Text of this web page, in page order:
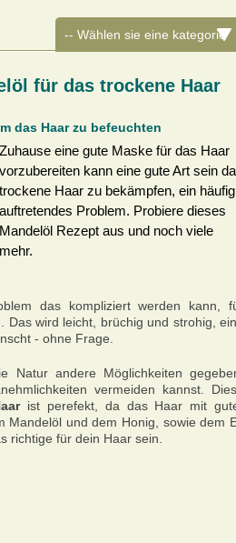
für das trockene Haar
das Haar zu befeuchten
Zuhause eine gute Maske für das Haar
vorzubereiten kann eine gute Art sein
trockene Haar zu bekämpfen, ein häufig
auftretendes Problem. Probiere dieses
Mandelöl Rezept aus und noch viele
mehr.
das kompliziert werden kann,
Das wird leicht, brüchig und strohig,
- ohne Frage.
Natur andere Möglichkeiten
vermeiden kannst.
ist perefekt, da das Haar mit
Mandelöl und dem Honig, sowie dem
richtige für dein Haar sein.